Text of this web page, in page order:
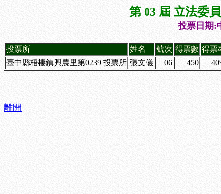
第 03 屆 立法委
投票日期:
投票所 姓名 號次 得票數 得票
臺中縣梧棲鎮興農里第0239 投票所 張文儀 06 450
離開